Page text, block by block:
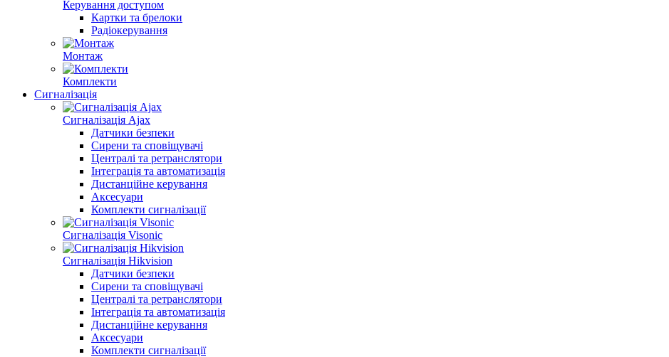
Керування доступом
Картки та брелоки
Радіокерування
Монтаж
Комплекти
Сигналізація
Сигналізація Ajax
Датчики безпеки
Сирени та сповіщувачі
Централі та ретранслятори
Інтеграція та автоматизація
Дистанційне керування
Аксесуари
Комплекти сигналізації
Сигналізація Visonic
Сигналізація Hikvision
Датчики безпеки
Сирени та сповіщувачі
Централі та ретранслятори
Інтеграція та автоматизація
Дистанційне керування
Аксесуари
Комплекти сигналізації